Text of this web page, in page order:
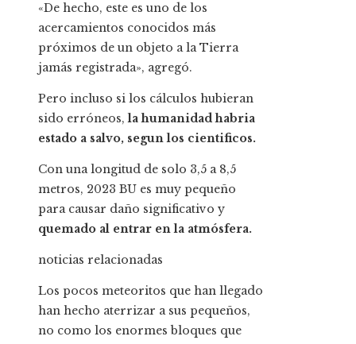
«De hecho, este es uno de los
acercamientos conocidos más
próximos de un objeto a la Tierra
jamás registrada», agregó.
Pero incluso si los cálculos hubieran
sido erróneos,la humanidad habria
estado a salvo, segun los cientificos.
Con una longitud de solo 3,5 a 8,5
metros, 2023 BU es muy pequeño
para causar daño significativo y
quemado al entrar en la atmósfera.
noticias relacionadas
Los pocos meteoritos que han llegado
han hecho aterrizar a sus pequeños,
no como los enormes bloques que